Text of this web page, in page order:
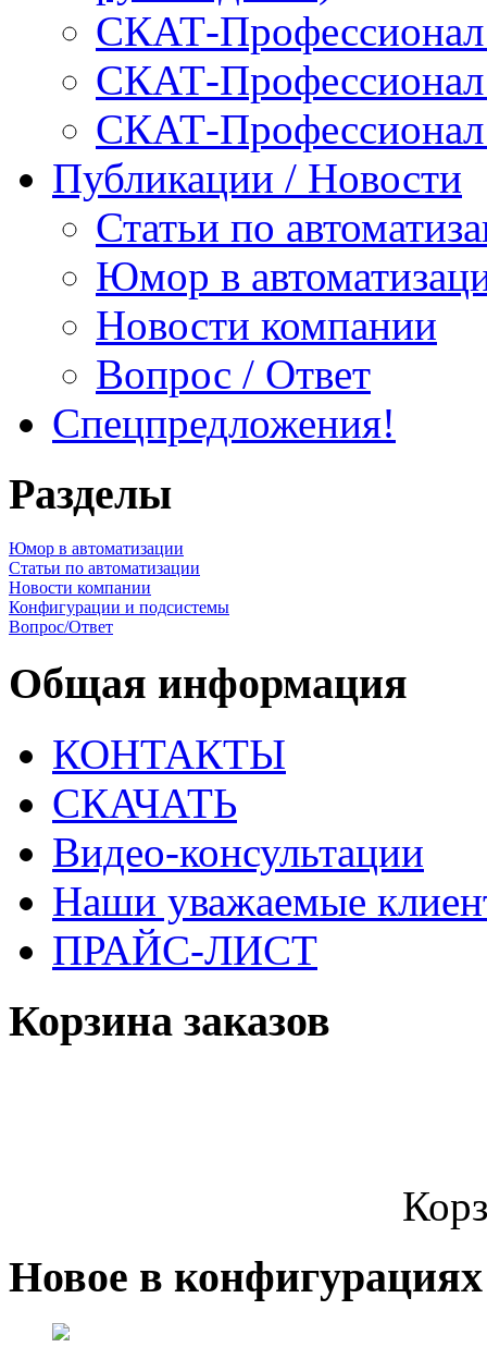
СКАТ-
СКАТ-
СКАТ-
Публикации / Новости
Статьи по
Юмор в
Новости компании
Вопрос / Ответ
Спецпредложения!
Разделы
Юмор в автоматизации
Статьи по автоматизации
Новости компании
Конфигурации и подсистемы
Вопрос/Ответ
Общая информация
КОНТАКТЫ
СКАЧАТЬ
Видео-консультации
Наши уважаемые
ПРАЙС-ЛИСТ
Корзина заказов
Новое в конфигурациях